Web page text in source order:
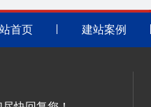
首页 建站案例